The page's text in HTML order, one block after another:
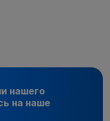
нашего
на наше